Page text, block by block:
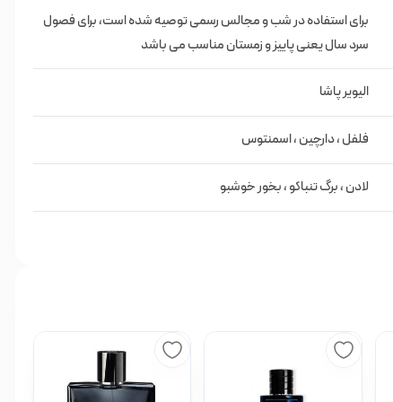
برای استفاده در شب و مجالس رسمی توصیه شده است، برای فصول
سرد سال یعنی پاییز و زمستان مناسب می باشد
الیویر پاشا
فلفل ، دارچين ، اسمنتوس
لادن ، برگ تنباکو ، بخور خوشبو